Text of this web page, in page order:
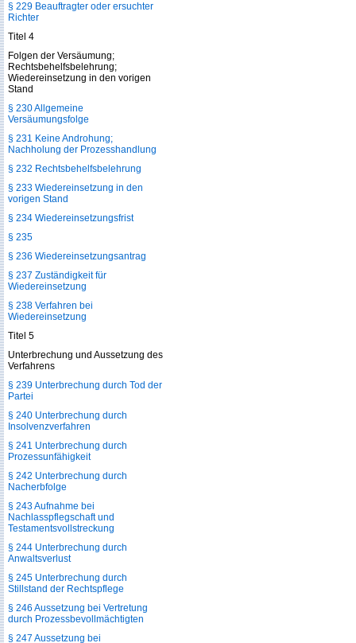
§ 229 Beauftragter oder ersuchter
Richter
Titel 4
Folgen der Versäumung;
Rechtsbehelfsbelehrung;
Wiedereinsetzung in den vorigen
Stand
§ 230 Allgemeine
Versäumungsfolge
§ 231 Keine Androhung;
Nachholung der Prozesshandlung
§ 232 Rechtsbehelfsbelehrung
§ 233 Wiedereinsetzung in den
vorigen Stand
§ 234 Wiedereinsetzungsfrist
§ 235
§ 236 Wiedereinsetzungsantrag
§ 237 Zuständigkeit für
Wiedereinsetzung
§ 238 Verfahren bei
Wiedereinsetzung
Titel 5
Unterbrechung und Aussetzung des
Verfahrens
§ 239 Unterbrechung durch Tod der
Partei
§ 240 Unterbrechung durch
Insolvenzverfahren
§ 241 Unterbrechung durch
Prozessunfähigkeit
§ 242 Unterbrechung durch
Nacherbfolge
§ 243 Aufnahme bei
Nachlasspflegschaft und
Testamentsvollstreckung
§ 244 Unterbrechung durch
Anwaltsverlust
§ 245 Unterbrechung durch
Stillstand der Rechtspflege
§ 246 Aussetzung bei Vertretung
durch Prozessbevollmächtigten
§ 247 Aussetzung bei